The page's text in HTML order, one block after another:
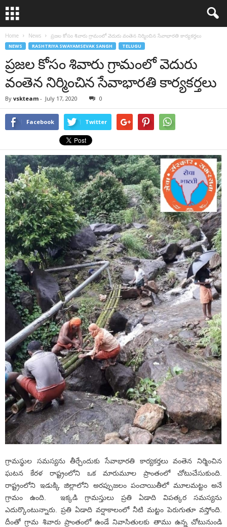
Home News ప్రజల కోసం శివారు గ్రామంలో వెదురు వంతెన నిర్మించిన సేవాభారతి కార్యకర్తలు
NEWS RASHTRIYA SWAYAMSEVAK SANGH TELUGU
ప్రజల కోసం శివారు గ్రామంలో వెదురు
వంతెన నిర్మించిన సేవాభారతి కార్యకర్తలు
By vskteam - July 17, 2020 0
Facebook Twitter
గ్రామస్థుల సమస్యను తీర్చేందుకు సేవాభారతి కార్యకర్తలు వంతెన నిర్మించిన
ఘటన కేరళ రాష్ట్రంలోని ఒక మారుమూల ప్రాంతంలో చోటుచేసుకుంది.
రాష్ట్రంలోని ఇడుక్కి జిల్లాలోని అరప్పుజలం పంచాయితీలో మూలమట్టం అనే
గ్రామం ఉంది. ఇక్కడి గ్రామస్తులు ప్రతి ఏడాది విపత్కర సమస్యను
ఎదుర్కొంటున్నారు. ప్రతి ఏడాది వర్షాకాలంలో నీటి మట్టం పెరుగుతూ వస్తోంది.
దీంతో గ్రామ శివారు ప్రాంతంలో ఉండే నివాసితులకు తాము ఉన్న చోటునుండి